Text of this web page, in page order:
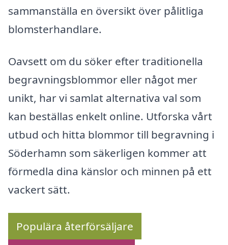
sammanställa en översikt över pålitliga
blomsterhandlare.
Oavsett om du söker efter traditionella
begravningsblommor eller något mer
unikt, har vi samlat alternativa val som
kan beställas enkelt online. Utforska vårt
utbud och hitta blommor till begravning i
Söderhamn som säkerligen kommer att
förmedla dina känslor och minnen på ett
vackert sätt.
Populära återförsäljare